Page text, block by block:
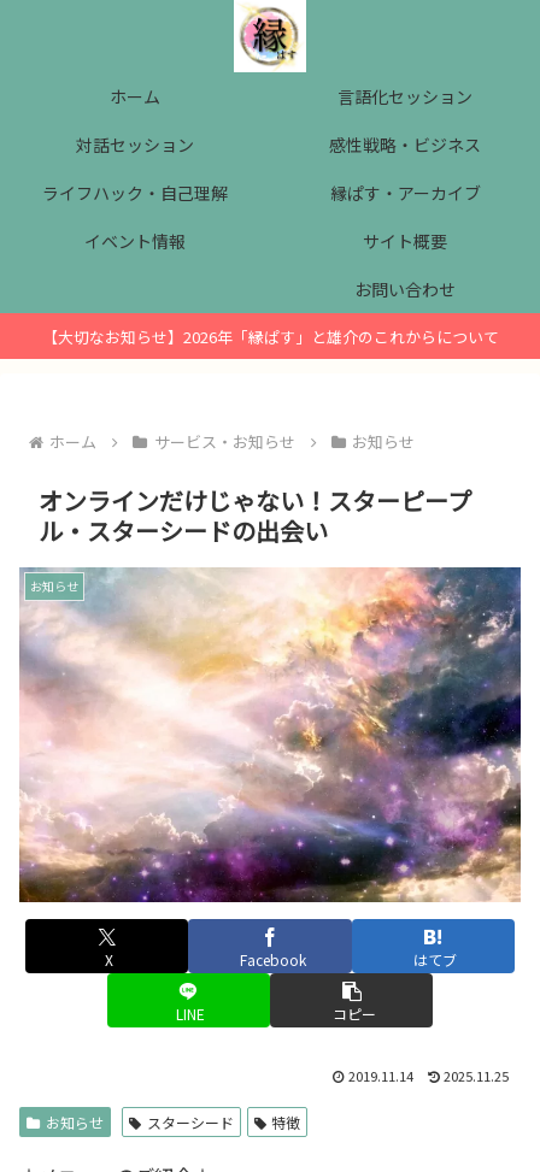
ホーム
言語化セッション
対話セッション
感性戦略・ビジネス
ライフハック・自己理解
縁ぱす・アーカイブ
イベント情報
サイト概要
お問い合わせ
【大切なお知らせ】2026年「縁ぱす」と雄介のこれからについて
ホーム サービス・お知らせ お知らせ
オンラインだけじゃない！スターピープ
ル・スターシードの出会い
お知らせ
X Facebook はてブ
LINE コピー
2019.11.14 2025.11.25
お知らせ スターシード 特徴